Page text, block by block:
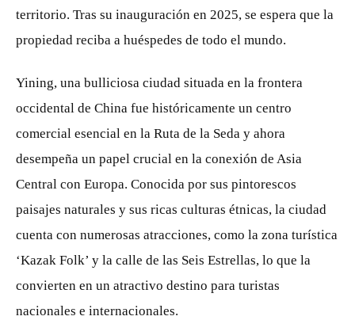
territorio. Tras su inauguración en 2025, se espera que la
propiedad reciba a huéspedes de todo el mundo.
Yining, una bulliciosa ciudad situada en la frontera
occidental de China fue históricamente un centro
comercial esencial en la Ruta de la Seda y ahora
desempeña un papel crucial en la conexión de Asia
Central con Europa. Conocida por sus pintorescos
paisajes naturales y sus ricas culturas étnicas, la ciudad
cuenta con numerosas atracciones, como la zona turística
‘Kazak Folk’ y la calle de las Seis Estrellas, lo que la
convierten en un atractivo destino para turistas
nacionales e internacionales.